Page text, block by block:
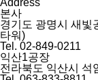
본사
경기도 광명시 새빛
타워)
Tel. 02-849-0211
익산1공장
전라북도 익산시 석